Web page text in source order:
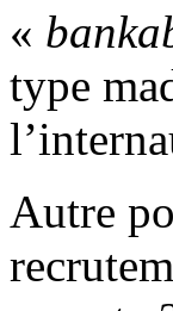
«
type
Autre